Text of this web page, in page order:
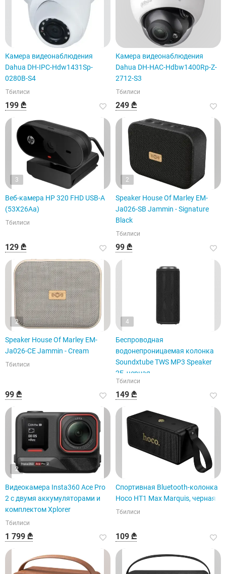
Камера видеонаблюдения
Dahua DH-IPC-Hdw1431Sp-
0280B-S4
Тбилиси
199 ₾
Камера видеонаблюдения
Dahua DH-HAC-Hdbw1400Rp-Z-
2712-S3
Тбилиси
249 ₾
3
Веб-камера HP 320 FHD USB-A
(53X26Aa)
Тбилиси
129 ₾
2
Speaker House Of Marley EM-
Ja026-SB Jammin - Signature
Black
Тбилиси
99 ₾
2
Speaker House Of Marley EM-
Ja026-CE Jammin - Cream
Тбилиси
99 ₾
4
Беспроводная
водонепроницаемая колонка
Soundxtube TWS MP3 Speaker
2E, черная.
Тбилиси
149 ₾
2
Видеокамера Insta360 Ace Pro
2 с двумя аккумуляторами и
комплектом Xplorer
Тбилиси
1 799 ₾
Спортивная Bluetooth-колонка
Hoco HT1 Max Marquis, черная.
Тбилиси
109 ₾